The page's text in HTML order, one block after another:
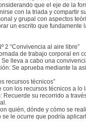
que el eje de la
con la triada y compartir
y grupal con aspectos
un escrito que
2 “Convivencia al aire libre”
de trabajo corporal en
lleva a cabo una
Se aprueba mediante la
recursos técnicos”
con los recursos técnicos a lo
Recuerde su recorrido a
quién, dónde y cómo se
se le ocurre que podría